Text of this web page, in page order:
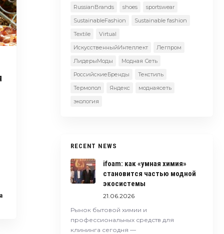
RussianBrands
shoes
sportswear
SustainableFashion
Sustainable fashion
Textile
Virtual
ИскусственныйИнтеллект
Легпром
ЛидерыМоды
Модная Сеть
РоссийскиеБренды
Текстиль
Термопол
Яндекс
моднаясеть
экология
RECENT NEWS
ifoam: как «умная химия»
становится частью модной
экосистемы
21.06.2026
Рынок бытовой химии и
профессиональных средств для
клининга сегодня —